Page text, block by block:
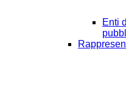
Enti